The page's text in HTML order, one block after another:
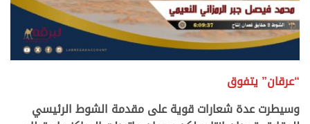
.
“عرقان” يتفوق
وسيطرت عدة شعارات قوية على مقدمة الشوط الرئيسي